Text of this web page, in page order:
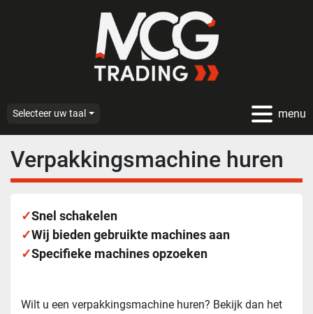
menu
Selecteer uw taal
Verpakkingsmachine huren
✓Snel schakelen
✓Wij bieden gebruikte machines aan
✓Specifieke machines opzoeken
Wilt u een verpakkingsmachine huren? Bekijk dan het